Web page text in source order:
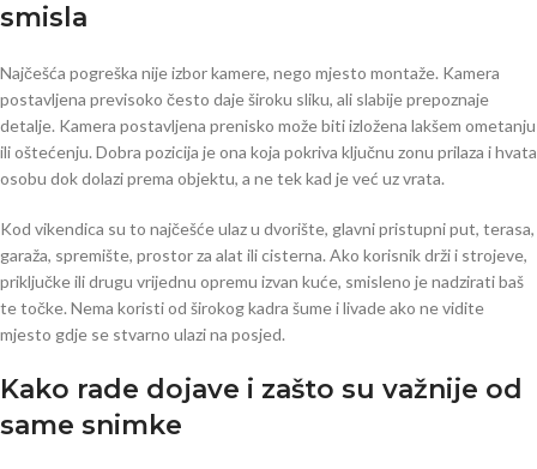
smisla
Najčešća pogreška nije izbor kamere, nego mjesto montaže. Kamera
postavljena previsoko često daje široku sliku, ali slabije prepoznaje
detalje. Kamera postavljena prenisko može biti izložena lakšem ometanju
ili oštećenju. Dobra pozicija je ona koja pokriva ključnu zonu prilaza i hvata
osobu dok dolazi prema objektu, a ne tek kad je već uz vrata.
Kod vikendica su to najčešće ulaz u dvorište, glavni pristupni put, terasa,
garaža, spremište, prostor za alat ili cisterna. Ako korisnik drži i strojeve,
priključke ili drugu vrijednu opremu izvan kuće, smisleno je nadzirati baš
te točke. Nema koristi od širokog kadra šume i livade ako ne vidite
mjesto gdje se stvarno ulazi na posjed.
Kako rade dojave i zašto su važnije od
same snimke